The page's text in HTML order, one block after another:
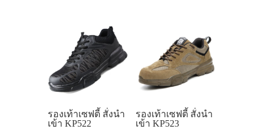
รองเท้าเซฟตี้ สั่งนำ
เข้า KP522
รองเท้าเซฟตี้ สั่งนำ
เข้า KP523